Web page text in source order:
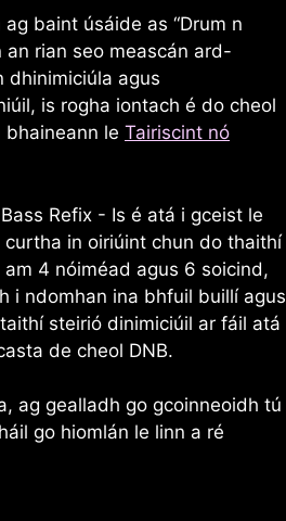
baint úsáide as “Drum n
an rian seo meascán ard-
agus
is rogha iontach é do cheol
le Tairiscint nó
Refix - Is é atá i gceist le
curtha in oiriúint chun do thaithí
4 nóiméad agus 6 soicind,
i ndomhan ina bhfuil buillí agus
steirió dinimiciúil ar fáil atá
de cheol DNB.
ag gealladh go gcoinneoidh tú
go hiomlán le linn a ré